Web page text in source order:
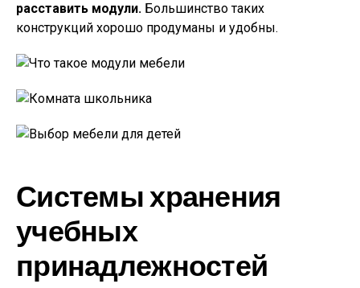
расставить модули. Большинство таких
конструкций хорошо продуманы и удобны.
Системы хранения
учебных
принадлежностей